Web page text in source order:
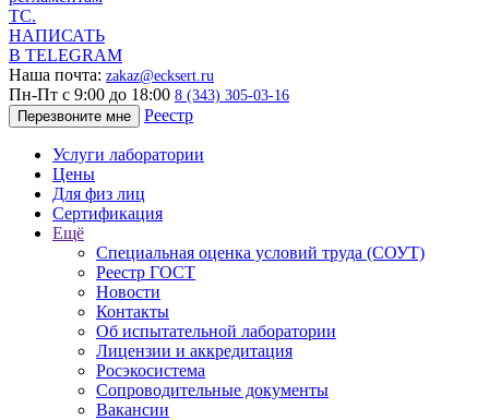
НАПИСАТЬ
В TELEGRAM
Наша почта: zakaz@ecksert.ru
Пн-Пт с 9:00 до 18:00 8 (343) 305-03-16
Перезвоните мне
Реестр
Услуги лаборатории
Цены
Для физ лиц
Сертификация
Ещё
Специальная оценка условий труда (СОУТ)
Реестр ГОСТ
Новости
Контакты
Об испытательной лаборатории
Лицензии и аккредитация
Росэкосистема
Сопроводительные документы
Вакансии